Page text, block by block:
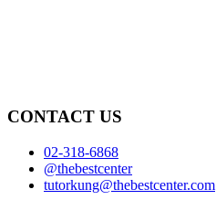
CONTACT US
02-318-6868
@thebestcenter
tutorkung@thebestcenter.com